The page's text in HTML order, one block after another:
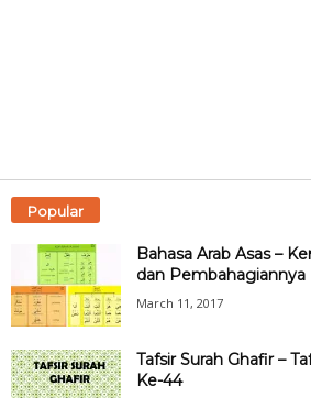
Popular
Bahasa Arab Asas –
dan Pembahagiannya
March 11, 2017
Tafsir Surah Ghafir –
Ke-44